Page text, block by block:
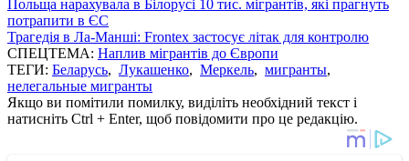
Польща нарахувала в Білорусі 10 тис. мігрантів, які прагнуть
потрапити в ЄС
Трагедія в Ла-Манші: Frontex застосує літак для контролю
СПЕЦТЕМА: Наплив мігрантів до Європи
ТЕГИ: Беларусь, Лукашенко, Меркель, мигранты,
нелегальные мигранты
Якщо ви помітили помилку, виділіть необхідний текст і
натисніть Ctrl + Enter, щоб повідомити про це редакцію.